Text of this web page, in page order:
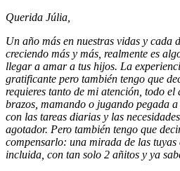
Querida Júlia,
Un año más en nuestras vidas y
creciendo más y más, realmente es
llegar a amar a tus hijos. La
gratificante pero también tengo que
requieres tanto de mi atención, todo
brazos, mamando o jugando pegada
con las tareas diarias y las
agotador. Pero también tengo que
compensarlo: una mirada de las
incluida, con tan solo 2 añitos y ya